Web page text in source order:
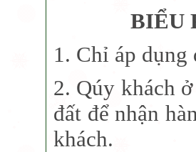
BIỂU
1. Chỉ áp
2. Qúy khách
đất để nhận
khách.